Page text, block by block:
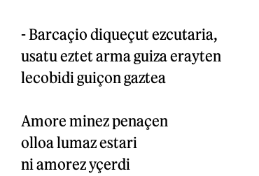
- Barcaçio diqueçut ezcutaria,
usatu eztet arma guiza erayten
lecobidi guiçon gaztea
Amore minez penaçen
olloa lumaz estari
ni amorez yçerdi